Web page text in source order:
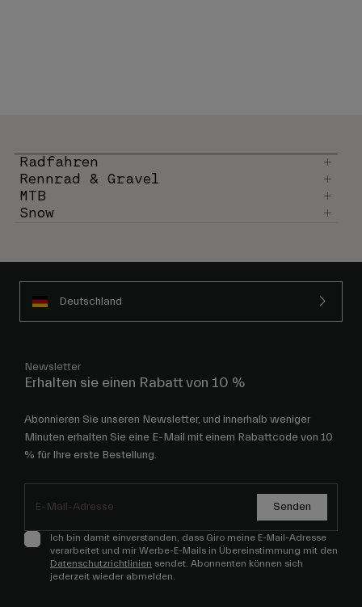
Radfahren
Rennrad & Gravel
MTB
Snow
Deutschland
Newsletter
Erhalten sie einen Rabatt von 10 %
Abonnieren Sie unseren Newsletter, und innerhalb weniger
Minuten erhalten Sie eine E-Mail mit einem Rabattcode von 10
% für Ihre erste Bestellung.
Senden
Ich bin damit einverstanden, dass Giro meine E-Mail-Adresse
verarbeitet und mir Werbe-E-Mails in Übereinstimmung mit den
Datenschutzrichtlinien sendet. Abonnenten können sich
jederzeit wieder abmelden.